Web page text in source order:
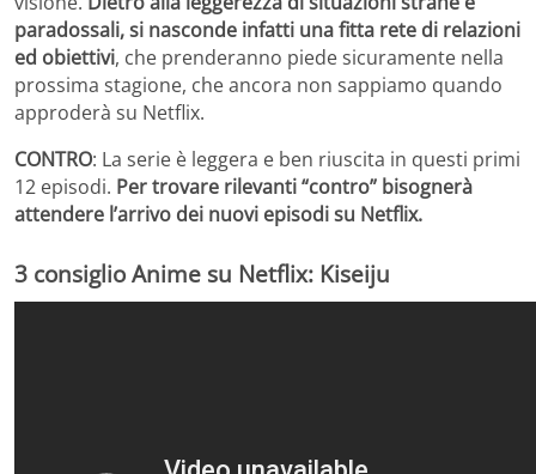
paradossali, si nasconde infatti una fitta rete di relazioni
ed obiettivi, che prenderanno piede sicuramente nella
prossima stagione, che ancora non sappiamo quando
approderà su Netflix.
CONTRO: La serie è leggera e ben riuscita in questi primi
12 episodi. Per trovare rilevanti “contro” bisognerà
attendere l’arrivo dei nuovi episodi su Netflix.
3 consiglio Anime su Netflix: Kiseiju